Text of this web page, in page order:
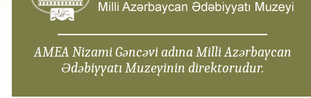
AMEA Nizami Gəncəvi adına Milli Azərbaycan
Ədəbiyyatı Muzeyinin direktorudur.